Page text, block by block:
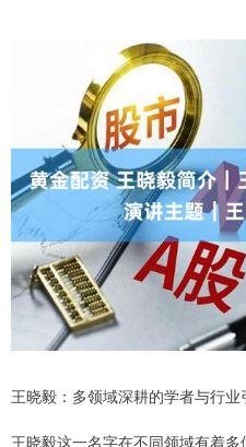
王晓毅：多领域深耕的学者与行业
王晓毅这一名字在不同领域有着